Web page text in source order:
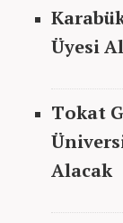
Üyesi
Tokat
Alacak